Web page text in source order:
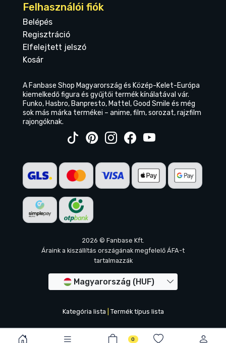
0
Felhasználói fiók
Belépés
Regisztráció
Elfelejtett jelszó
Kosár
A Fanbase Shop Magyarország és Közép-Kelet-Európa
kiemelkedő figura és gyűjtői termék kínálatával vár.
Funko, Hasbro, Banpresto, Mattel, Good Smile és még
sok más márka termékei – anime, film, sorozat, rajzfilm
rajongóknak.
2026 © Fanbase Kft.
Áraink a kiszállítás országának megfelelő ÁFA-t
tartalmazzák
Magyarország (HUF)
Kategória lista Termék típus lista